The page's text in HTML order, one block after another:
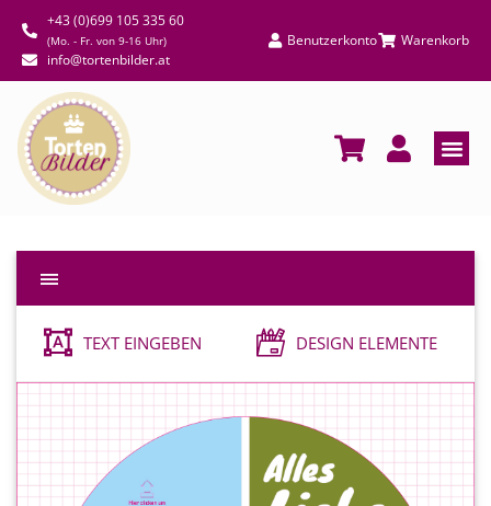
+43 (0)699 105 335 60
(Mo. - Fr. von 9-16 Uhr)
info@tortenbilder.at
Benutzerkonto Warenkorb
TEXT EINGEBEN DESIGN ELEMENTE